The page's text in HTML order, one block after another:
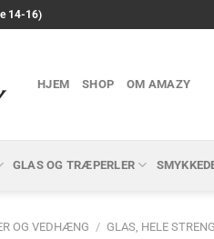
14-16)
HJEM SHOP OM AMAZY
GLAS OG TRÆPERLER
OG VEDHÆNG / GLAS, HELE